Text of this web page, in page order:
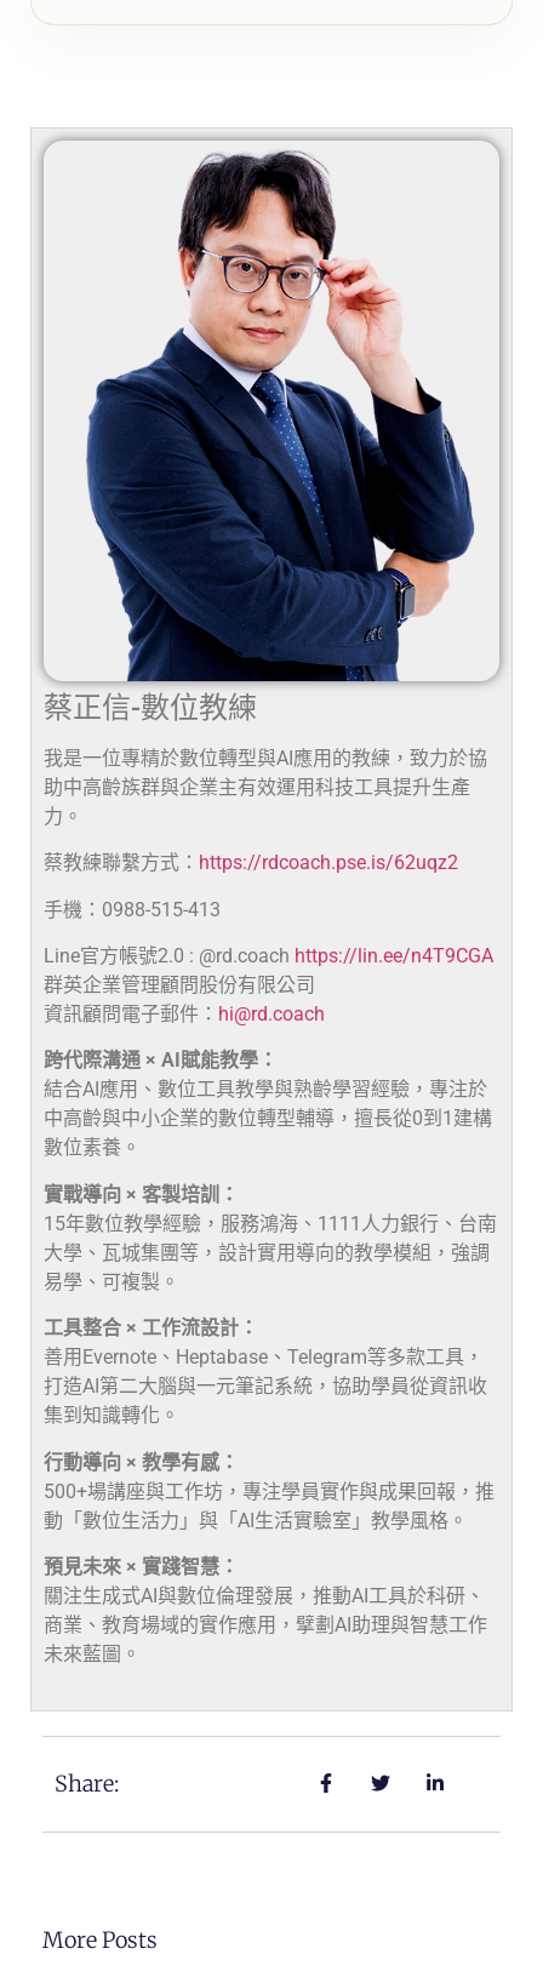
蔡正信-數位教練
我是一位專精於數位轉型與AI應用的教練，致力於協
助中高齡族群與企業主有效運用科技工具提升生產
力。
蔡教練聯繫方式： https://rdcoach.pse.is/62uqz2
手機：0988-515-413
Line官方帳號2.0 : @rd.coach https://lin.ee/n4T9CGA
群英企業管理顧問股份有限公司
資訊顧問電子郵件： hi@rd.coach
跨代際溝通 × AI賦能教學：
結合AI應用、數位工具教學與熟齡學習經驗，專注於
中高齡與中小企業的數位轉型輔導，擅長從0到1建構
數位素養。
實戰導向 × 客製培訓：
15年數位教學經驗，服務鴻海、1111人力銀行、台南
大學、瓦城集團等，設計實用導向的教學模組，強調
易學、可複製。
工具整合 × 工作流設計：
善用Evernote、Heptabase、Telegram等多款工具，
打造AI第二大腦與一元筆記系統，協助學員從資訊收
集到知識轉化。
行動導向 × 教學有感：
500+場講座與工作坊，專注學員實作與成果回報，推
動「數位生活力」與「AI生活實驗室」教學風格。
預見未來 × 實踐智慧：
關注生成式AI與數位倫理發展，推動AI工具於科研、
商業、教育場域的實作應用，擘劃AI助理與智慧工作
未來藍圖。
Share:
More Posts